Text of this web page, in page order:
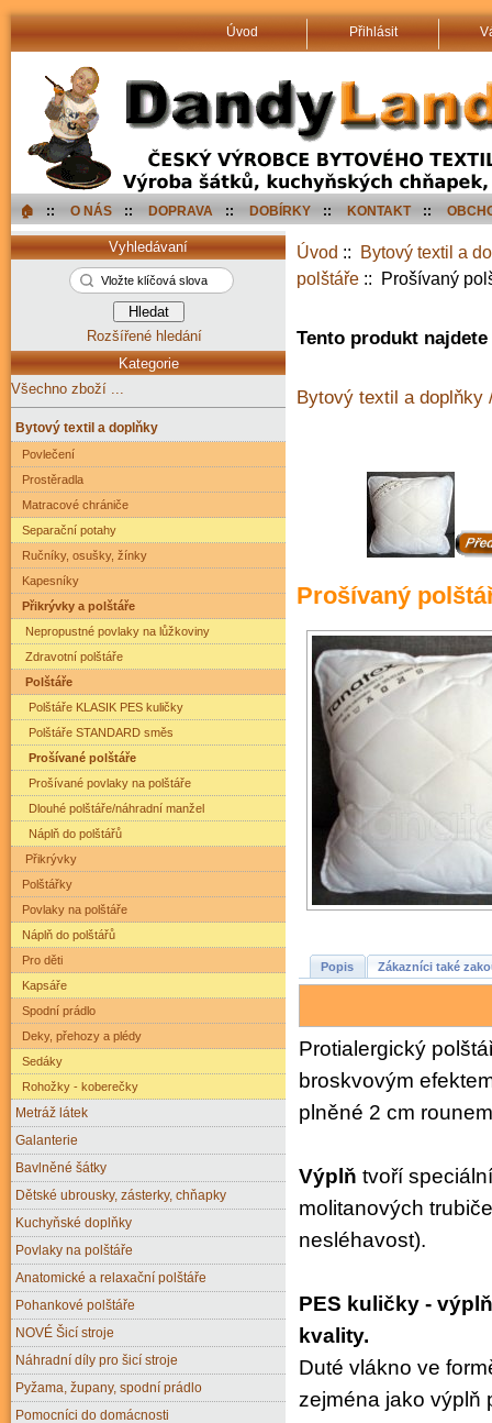
Úvod Přihlásit
🏠︎ :: O NÁS :: DOPRAVA :: DOBÍRKY :: KONTAKT ::
Úvod :: Bytový textil a
polštáře :: Prošívaný
Tento produkt
Bytový textil a
Prošívaný
Popis Zákazníci také
Protialergický
broskvovým
plněné 2 cm
Výplň tvoří
molitanových
nesléhavost).
PES kuličky -
kvality.
Duté vlákno ve
zejména jako výplň
Vyhledávaní
Rozšířené hledání
Kategorie
Všechno zboží ...
Bytový textil a doplňky
Povlečení
Prostěradla
Matracové chrániče
Separační potahy
Ručníky, osušky, žínky
Kapesníky
Přikrývky a polštáře
Nepropustné povlaky na lůžkoviny
Zdravotní polštáře
Polštáře
Polštáře KLASIK PES kuličky
Polštáře STANDARD směs
Prošívané polštáře
Prošívané povlaky na polštáře
Dlouhé polštáře/náhradní manžel
Náplň do polštářů
Přikrývky
Polštářky
Povlaky na polštáře
Náplň do polštářů
Pro děti
Kapsáře
Spodní prádlo
Deky, přehozy a plédy
Sedáky
Rohožky - koberečky
Metráž látek
Galanterie
Bavlněné šátky
Dětské ubrousky, zásterky, chňapky
Kuchyňské doplňky
Povlaky na polštáře
Anatomické a relaxační polštáře
Pohankové polštáře
NOVÉ Šicí stroje
Náhradní díly pro šicí stroje
Pyžama, župany, spodní prádlo
Pomocníci do domácnosti